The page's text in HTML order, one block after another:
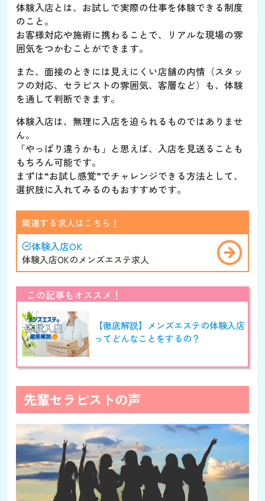
体験入店とは、お試しで実際の仕事を体験できる制度
のこと。
お客様対応や施術に携わることで、リアルな現場の雰
囲気をつかむことができます。
また、面接のときには見えにくい店舗の内情（スタッ
フの対応、セラピストの雰囲気、客層など）も、体験
を通して判断できます。
体験入店は、無理に入店を迫られるものではありませ
ん。
「やっぱり違うかも」と思えば、入店を見送ることも
もちろん可能です。
まずは“お試し感覚”でチャレンジできる方法として、
選択肢に入れてみるのもおすすめです。
関連する求人はこちら！
体験入店OK
体験入店OKのメンズエステ求人
この記事もオススメ！
【徹底解説】メンズエステの体験入店
ってどんなことをするの？
先輩セラピストの声